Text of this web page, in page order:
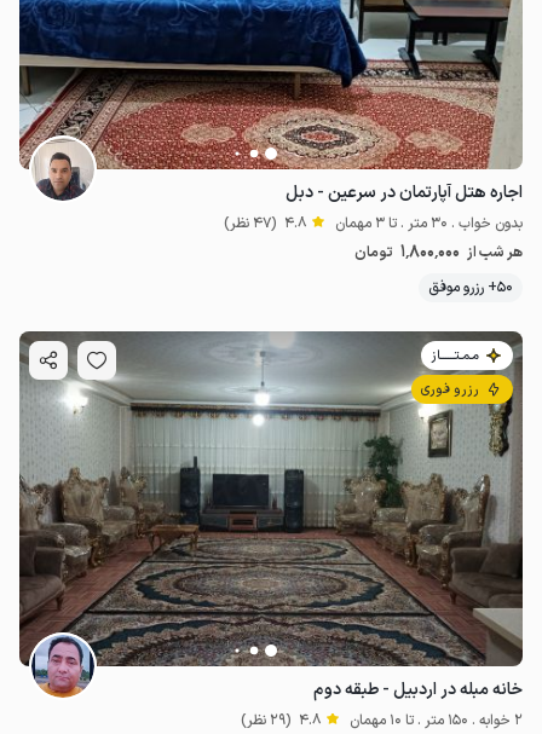
اجاره هتل آپارتمان در سرعین - دبل
بدون خواب . 30 متر . تا 3 مهمان 4.8 (47 نظر)
هر شب از 1٬800٬000 تومان
50+ رزرو موفق
مـمـتــــــاز
رزرو فوری
خانه مبله در اردبیل - طبقه دوم
2 خوابه . 150 متر . تا 10 مهمان 4.8 (29 نظر)